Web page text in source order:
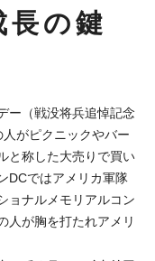
長の鍵
ー（戦没将兵追悼記念
がピクニックやバー
と称した大売りで買い
DCではアメリカ軍隊
ョナルメモリアルコン
人が胸を打たれアメリ